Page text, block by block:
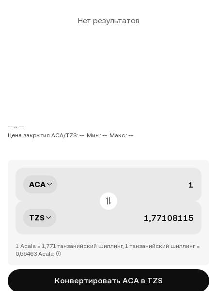
Нет результатов
-- ~ --
Цена закрытия ACA/TZS: -- Мин.: -- Макс.: --
ACA
TZS
1 Acala = 1,771 танзанийский шиллинг, 1 танзанийский шиллинг =
0,56463 Acala
Конвертировать ACA в TZS